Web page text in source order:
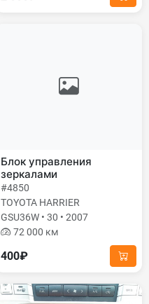
Блок управления
зеркалами
#4850
TOYOTA HARRIER
GSU36W • 30 • 2007
72 000 км
400₽